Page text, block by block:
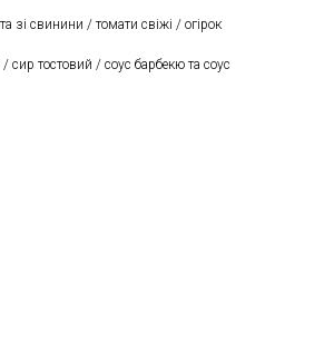
зі свинини / томати свіжі / огірок
сир тостовий / соус барбекю та соус